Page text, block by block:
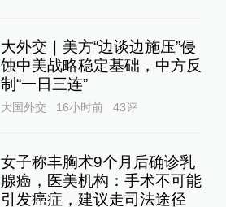
大外交｜美方“边谈边施压”侵
蚀中美战略稳定基础，中方反
制“一日三连”
大国外交 16小时前 43评
女子称丰胸术9个月后确诊乳
腺癌，医美机构：手术不可能
引发癌症，建议走司法途径